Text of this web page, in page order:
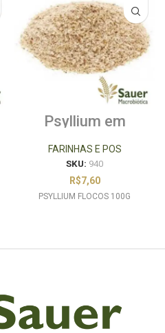
Psyllium em
Flocos 100g
FARINHAS E POS
SKU: 940
R$7,60
PSYLLIUM FLOCOS 100G